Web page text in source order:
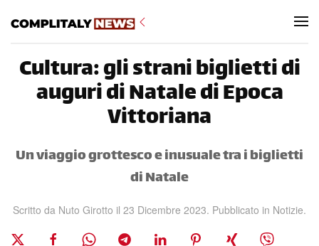
Cultura: gli strani biglietti di
auguri di Natale di Epoca
Vittoriana
Un viaggio grottesco e inusuale tra i biglietti
di Natale
Scritto da Nuto Girotto il 23 Dicembre 2023. Pubblicato in Notizie.